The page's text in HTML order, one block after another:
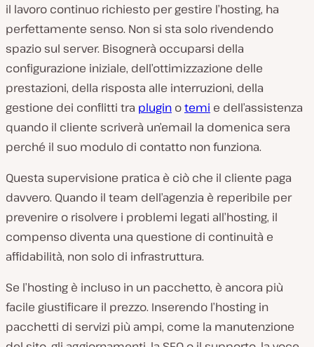
il lavoro continuo richiesto per gestire l’hosting, ha
perfettamente senso. Non si sta solo rivendendo
spazio sul server. Bisognerà occuparsi della
configurazione iniziale, dell’ottimizzazione delle
prestazioni, della risposta alle interruzioni, della
gestione dei conflitti tra plugin otemi e dell’assistenza
quando il cliente scriverà un’email la domenica sera
perché il suo modulo di contatto non funziona.
Questa supervisione pratica è ciò che il cliente paga
davvero. Quando il team dell’agenzia è reperibile per
prevenire o risolvere i problemi legati all’hosting, il
compenso diventa una questione di continuità e
affidabilità, non solo di infrastruttura.
Se l’hosting è incluso in un pacchetto, è ancora più
facile giustificare il prezzo. Inserendo l’hosting in
pacchetti di servizi più ampi, come la manutenzione